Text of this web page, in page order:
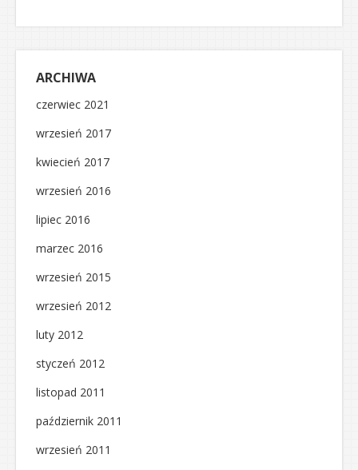
ARCHIWA
czerwiec 2021
wrzesień 2017
kwiecień 2017
wrzesień 2016
lipiec 2016
marzec 2016
wrzesień 2015
wrzesień 2012
luty 2012
styczeń 2012
listopad 2011
październik 2011
wrzesień 2011